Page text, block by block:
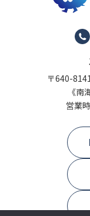
〒640-
《南
営業